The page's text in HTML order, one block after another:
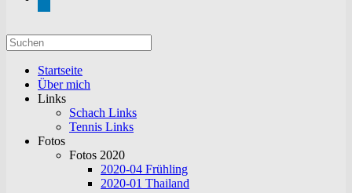
Suchen
nach:
Startseite
Über mich
Links
Schach Links
Tennis Links
Fotos
Fotos 2020
2020-04 Frühling
2020-01 Thailand